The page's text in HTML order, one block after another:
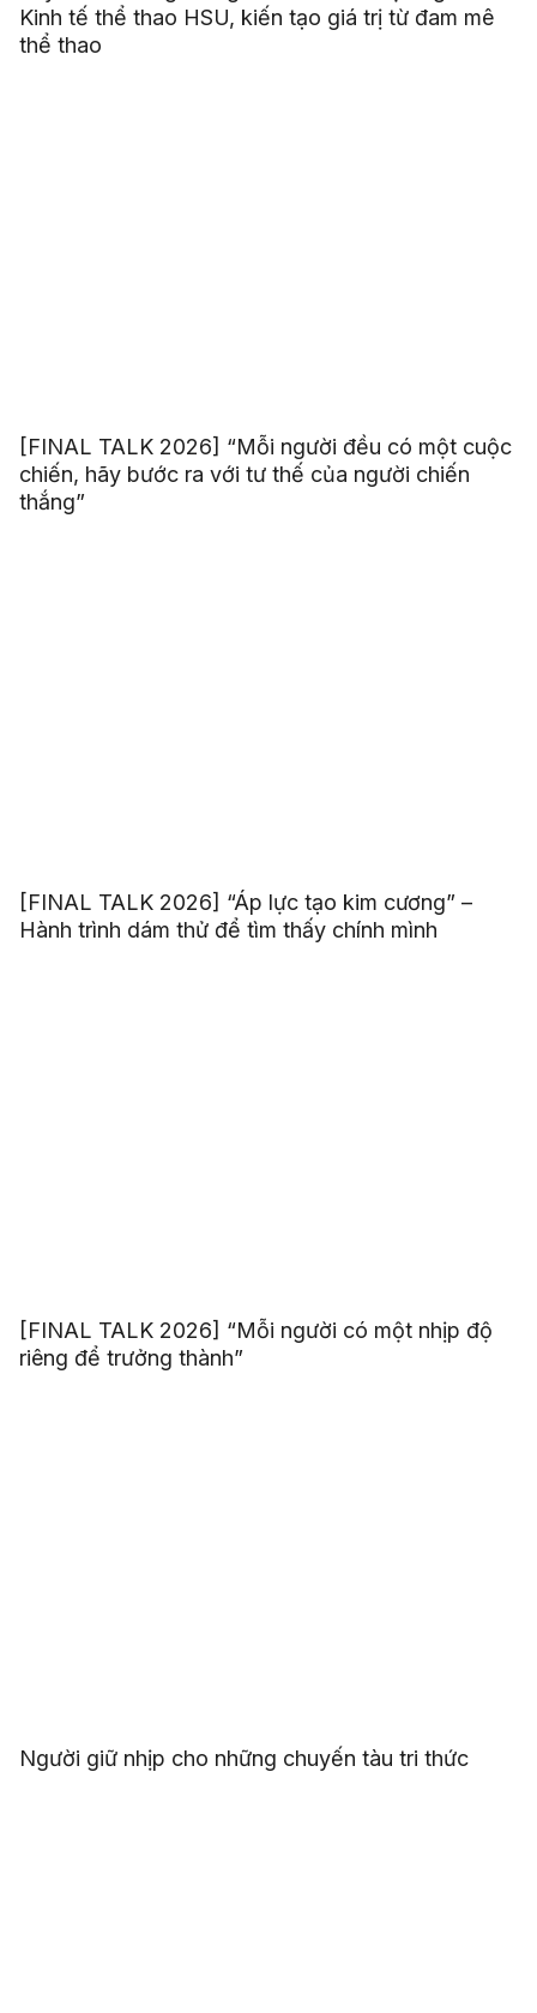
Kinh tế thể thao HSU, kiến tạo giá trị từ đam mê
thể thao
[FINAL TALK 2026] “Mỗi người đều có một cuộc
chiến, hãy bước ra với tư thế của người chiến
thắng”
[FINAL TALK 2026] “Áp lực tạo kim cương” –
Hành trình dám thử để tìm thấy chính mình
[FINAL TALK 2026] “Mỗi người có một nhịp độ
riêng để trưởng thành”
Người giữ nhịp cho những chuyến tàu tri thức